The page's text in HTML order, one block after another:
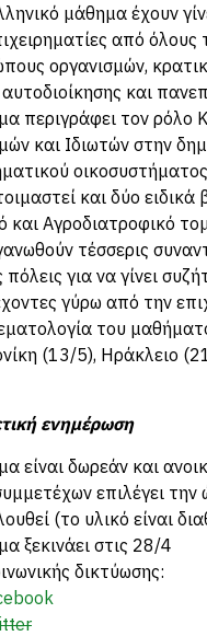
μάθημα έχουν
από όλους
οργανισμών,
και
περιγράφει τον ρόλο
και Ιδιωτών στην
και δύο ειδικά
και Αγροδιατροφικό
τέσσερις
πόλεις για να γίνει
γύρω από την
του
(13/5), Ηράκλειο
ενημέρωση
είναι δωρεάν και
επιλέγει
(το υλικό είναι
ξεκινάει στις 28/4
δικτύωσης: